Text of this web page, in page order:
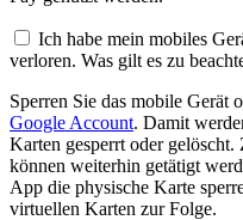
Ich habe mein mobiles
verloren. Was gilt es zu
Sperren Sie das mobile Gerät
Google Account. Damit
Karten gesperrt oder
können weiterhin getätigt
App die physische Karte
virtuellen Karten zur Folge.